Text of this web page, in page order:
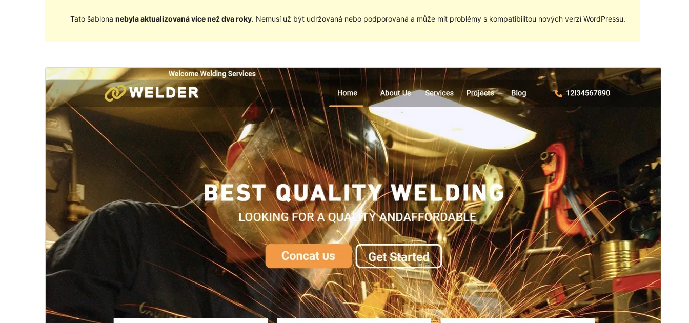
Tato šablona nebyla aktualizovaná více než dva roky. Nemusí už být udržovaná nebo podporovaná a může mit problémy s kompatibilitou nových verzí WordPressu.
NáhledStáhnout
Verze
0.2
Poslední aktualizace
Aktivní instalace
Verze WordPressu
Verze PHP